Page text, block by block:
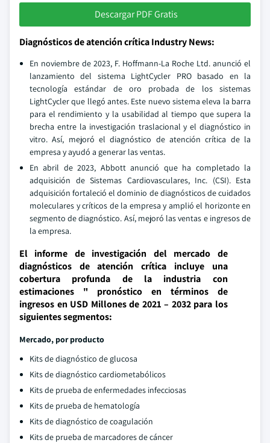
Descargar PDF Gratis
Diagnósticos de atención crítica Industry News:
En noviembre de 2023, F. Hoffmann-La Roche Ltd. anunció el
lanzamiento del sistema LightCycler PRO basado en la
tecnología estándar de oro probada de los sistemas
LightCycler que llegó antes. Este nuevo sistema eleva la barra
para el rendimiento y la usabilidad al tiempo que supera la
brecha entre la investigación traslacional y el diagnóstico in
vitro. Así, mejoró el diagnóstico de atención crítica de la
empresa y ayudó a generar las ventas.
En abril de 2023, Abbott anunció que ha completado la
adquisición de Sistemas Cardiovasculares, Inc. (CSI). Esta
adquisición fortaleció el dominio de diagnósticos de cuidados
moleculares y críticos de la empresa y amplió el horizonte en
segmento de diagnóstico. Así, mejoró las ventas e ingresos de
la empresa.
El informe de investigación del mercado de
diagnósticos de atención crítica incluye una
cobertura profunda de la industria con
estimaciones " pronóstico en términos de
ingresos en USD Millones de 2021 – 2032 para los
siguientes segmentos:
Mercado, por producto
Kits de diagnóstico de glucosa
Kits de diagnóstico cardiometabólicos
Kits de prueba de enfermedades infecciosas
Kits de prueba de hematología
Kits de diagnóstico de coagulación
Kits de prueba de marcadores de cáncer